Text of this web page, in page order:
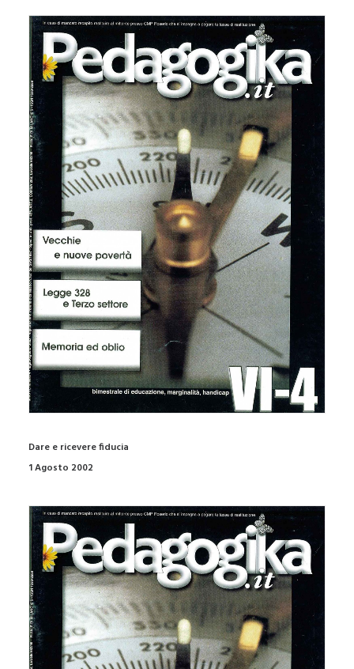
Dare e ricevere fiducia
1 Agosto 2002